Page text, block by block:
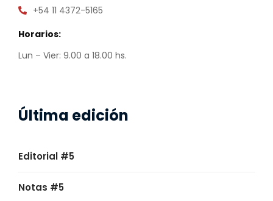
+54 11 4372-5165
Horarios:
Lun – Vier: 9.00 a 18.00 hs.
Última edición
Editorial #5
Notas #5